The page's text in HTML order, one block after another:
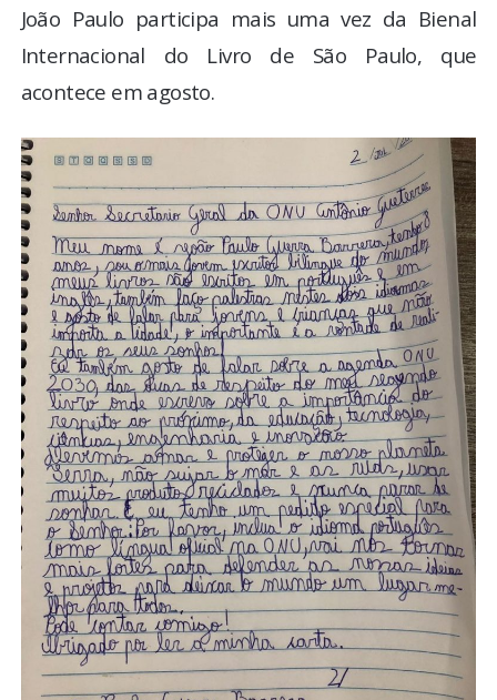
João Paulo participa mais uma vez da Bienal
Internacional do Livro de São Paulo, que
acontece em agosto.